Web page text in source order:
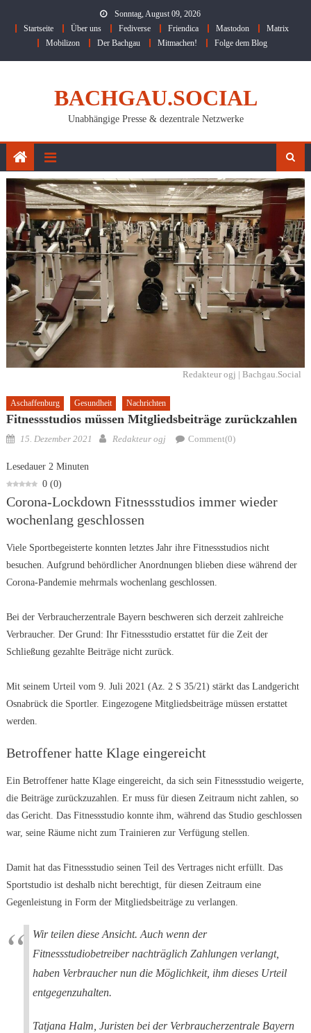
Sonntag, August 09, 2026
Startseite
Über uns Fediverse Friendica Mastodon
Matrix
Mobilizon
Der Bachgau Mitmachen! Folge dem Blog
BACHGAU.SOCIAL
Unabhängige Presse & dezentrale Netzwerke
Redakteur ogj | Bachgau.Social
Aschaffenburg Gesundheit Nachrichten
Fitnessstudios müssen Mitgliedsbeiträge zurückzahlen
Posted
15. Dezember 2021 Author
Redakteur ogj Comment(0)
Lesedauer 2 Minuten
0 (0)
Corona-Lockdown Fitnessstudios immer wieder
wochenlang geschlossen
Viele Sportbegeisterte konnten letztes Jahr ihre Fitnessstudios nicht
besuchen. Aufgrund behördlicher Anordnungen blieben diese während der
Corona-Pandemie mehrmals wochenlang geschlossen.
Bei der Verbraucherzentrale Bayern beschweren sich derzeit zahlreiche
Verbraucher. Der Grund: Ihr Fitnessstudio erstattet für die Zeit der
Schließung gezahlte Beiträge nicht zurück.
Mit seinem Urteil vom 9. Juli 2021 (Az. 2 S 35/21) stärkt das Landgericht
Osnabrück die Sportler. Eingezogene Mitgliedsbeiträge müssen erstattet
werden.
Betroffener hatte Klage eingereicht
Ein Betroffener hatte Klage eingereicht, da sich sein Fitnessstudio weigerte,
die Beiträge zurückzuzahlen. Er muss für diesen Zeitraum nicht zahlen, so
das Gericht. Das Fitnessstudio konnte ihm, während das Studio geschlossen
war, seine Räume nicht zum Trainieren zur Verfügung stellen.
Damit hat das Fitnessstudio seinen Teil des Vertrages nicht erfüllt. Das
Sportstudio ist deshalb nicht berechtigt, für diesen Zeitraum eine
Gegenleistung in Form der Mitgliedsbeiträge zu verlangen.
Wir teilen diese Ansicht. Auch wenn der
Fitnessstudiobetreiber nachträglich Zahlungen verlangt,
haben Verbraucher nun die Möglichkeit, ihm dieses Urteil
entgegenzuhalten.
Tatjana Halm, Juristen bei der Verbraucherzentrale Bayern